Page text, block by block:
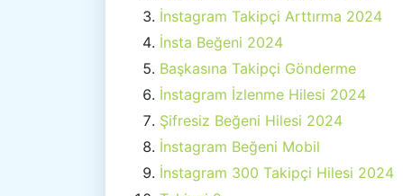
İnstagram Takipçi Arttırma 2024
İnsta Beğeni 2024
Başkasına Takipçi Gönderme
İnstagram İzlenme Hilesi 2024
Şifresiz Beğeni Hilesi 2024
İnstagram Beğeni Mobil
İnstagram 300 Takipçi Hilesi 2024